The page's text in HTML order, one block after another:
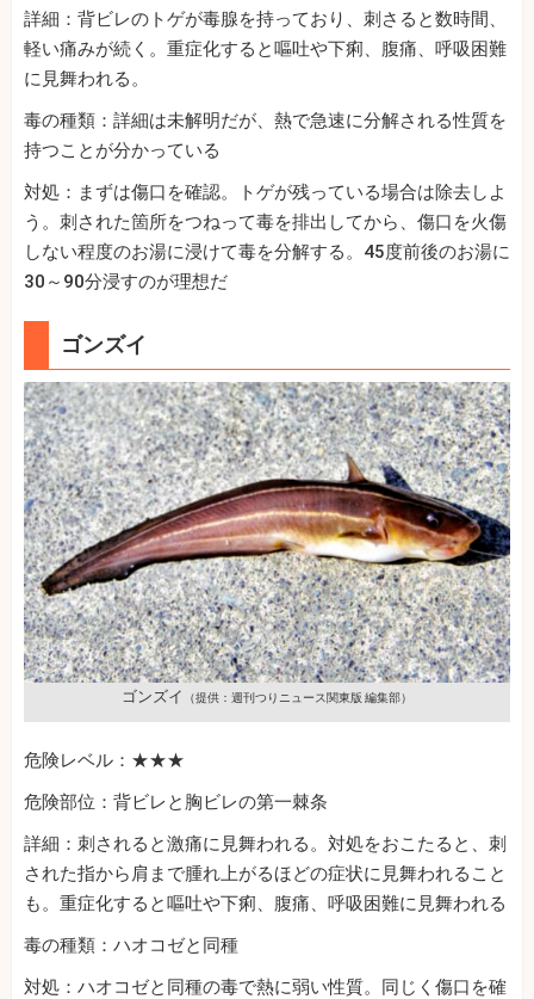
詳細：背ビレのトゲが毒腺を持っており、刺さると数時間、
軽い痛みが続く。重症化すると嘔吐や下痢、腹痛、呼吸困難
に見舞われる。
毒の種類：詳細は未解明だが、熱で急速に分解される性質を
持つことが分かっている
対処：まずは傷口を確認。トゲが残っている場合は除去しよ
う。刺された箇所をつねって毒を排出してから、傷口を火傷
しない程度のお湯に浸けて毒を分解する。45度前後のお湯に
30～90分浸すのが理想だ
ゴンズイ
ゴンズイ （提供：週刊つりニュース関東版 編集部）
危険レベル：★★★
危険部位：背ビレと胸ビレの第一棘条
詳細：刺されると激痛に見舞われる。対処をおこたると、刺
された指から肩まで腫れ上がるほどの症状に見舞われること
も。重症化すると嘔吐や下痢、腹痛、呼吸困難に見舞われる
毒の種類：ハオコゼと同種
対処：ハオコゼと同種の毒で熱に弱い性質。同じく傷口を確